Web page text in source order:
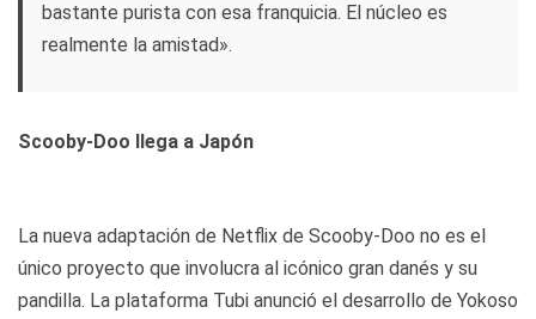
bastante purista con esa franquicia. El núcleo es
realmente la amistad».
Scooby-Doo llega a Japón
La nueva adaptación de Netflix de Scooby-Doo no es el
único proyecto que involucra al icónico gran danés y su
pandilla. La plataforma Tubi anunció el desarrollo de Yokoso